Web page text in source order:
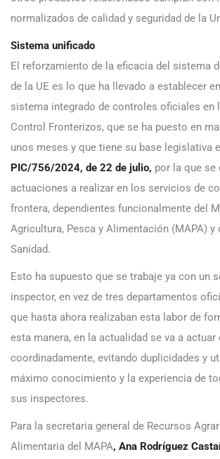
normalizados de calidad y seguridad de la
Sistema unificado
El reforzamiento de la eficacia del sistema
de la UE es lo que ha llevado a establecer
sistema integrado de controles oficiales en
Control Fronterizos, que se ha puesto en
unos meses y que tiene su base legislativa
PIC/756/2024, de 22 de julio, por la que se
actuaciones a realizar en los servicios de
frontera, dependientes funcionalmente del
Agricultura, Pesca y Alimentación (MAPA)
Sanidad.
Esto ha supuesto que se trabaje ya con un
inspector, en vez de tres departamentos
que hasta ahora realizaban esta labor de
esta manera, en la actualidad se va a actuar
coordinadamente, evitando duplicidades y
máximo conocimiento y la experiencia de
sus inspectores.
Para la secretaria general de Recursos
Alimentaria del MAPA, Ana Rodríguez